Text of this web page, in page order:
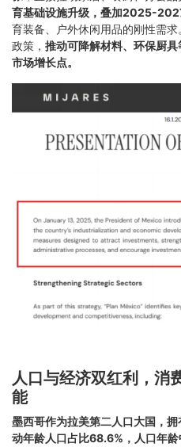
育基础设施升级，叠加2025-
育装备、户外休闲用品的刚性需
政策， 推动可降解材料、环保厨
市场增长点。
人口与经济双红利，消
能
墨西哥作为拉美第二人口大国，
动年龄人口占比68.6%，人口年